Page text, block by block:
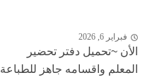
فبراير 6, 2026
الأن ~تحميل دفتر تحضير
المعلم واقسامه جاهز للطباعة